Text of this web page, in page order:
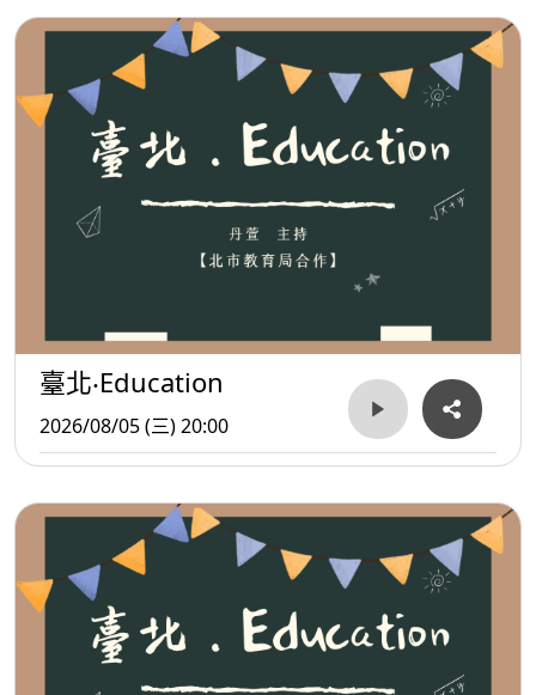
臺北‧Education
2026/08/05 (三) 20:00